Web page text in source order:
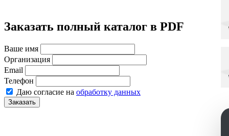
Заказать полный каталог в PDF
Ваше имя
Организация
Email
Телефон
Даю согласие на обработку данных
Заказать